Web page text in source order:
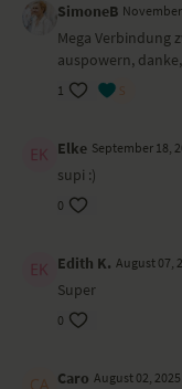
Dein Core wird
und angeregt, du wirst
Besonders zu
deine Komfortzone
Ort und
Diesen Yoga-Video
SimoneB
Mega Verbindung
auspowern,
1
Elke September 18,
supi :)
0
Edith K. August 07,
Super
0
Caro August 02, 2025